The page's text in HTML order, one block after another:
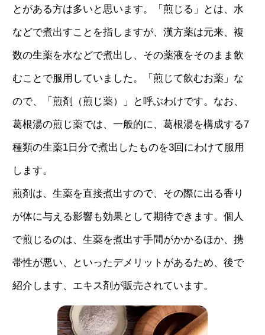
とがある方は多いと思います。「煎じる」とは、水
などで煮出すことを指しますが、漢方薬は元来、複
数の生薬を水などで煮出し、その薬液をそのまま飲
むことで服用していました。「煎じて飲むお薬」な
ので、「煎剤（煎じ薬）」と呼ぶわけです。なお、
葛根湯の煎じ薬では、一般的に、葛根湯を構成する7
種類の生薬1日分で煮出したものを3回にわけて服用
します。
煎剤は、生薬を直接煮出すので、その際に出る香り
が体に与える影響も効果として期待できます。個人
で煎じるのは、生薬を煮出す手間がかかるほか、携
帯性が悪い、といったデメリットがあるため、後で
紹介します、エキス剤が販売されています。